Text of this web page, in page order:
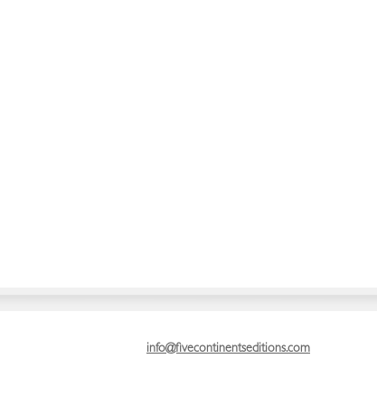
info@fivecontinentseditions.com